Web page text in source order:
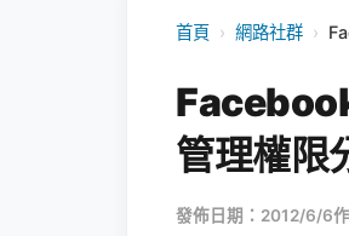
首頁 › 網路社群 ›
管理權限
發佈日期：2012/6/6